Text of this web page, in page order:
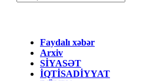
Faydalı xəbər
Arxiv
SİYASƏT
İQTİSADİYYAT